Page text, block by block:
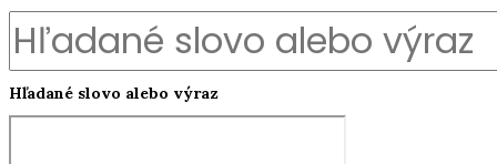
Hľadané slovo alebo výraz